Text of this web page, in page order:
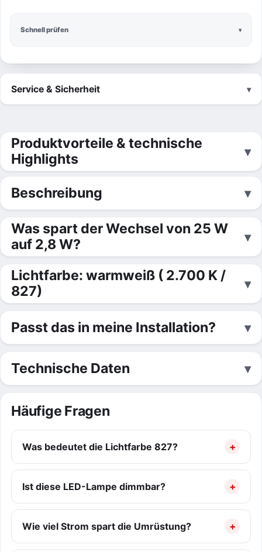
Schnell prüfen
Service & Sicherheit
Produktvorteile & technische
Highlights
Beschreibung
Was spart der Wechsel von 25 W
auf 2,8 W?
Lichtfarbe: warmweiß ( 2.700 K /
827)
Passt das in meine Installation?
Technische Daten
Häufige Fragen
Was bedeutet die Lichtfarbe 827?
Ist diese LED-Lampe dimmbar?
Wie viel Strom spart die Umrüstung?